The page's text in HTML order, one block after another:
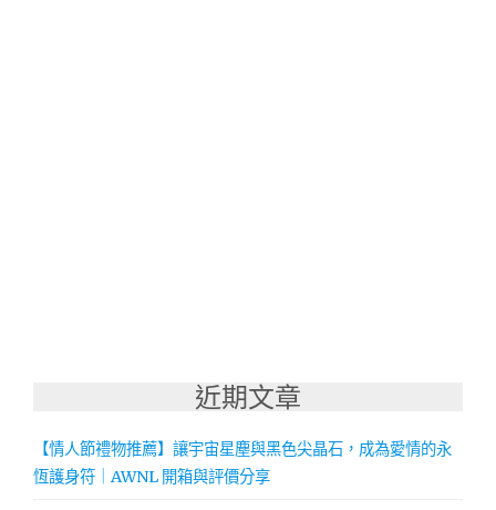
近期文章
【情人節禮物推薦】讓宇宙星塵與黑色尖晶石，成為愛情的永
恆護身符｜AWNL 開箱與評價分享